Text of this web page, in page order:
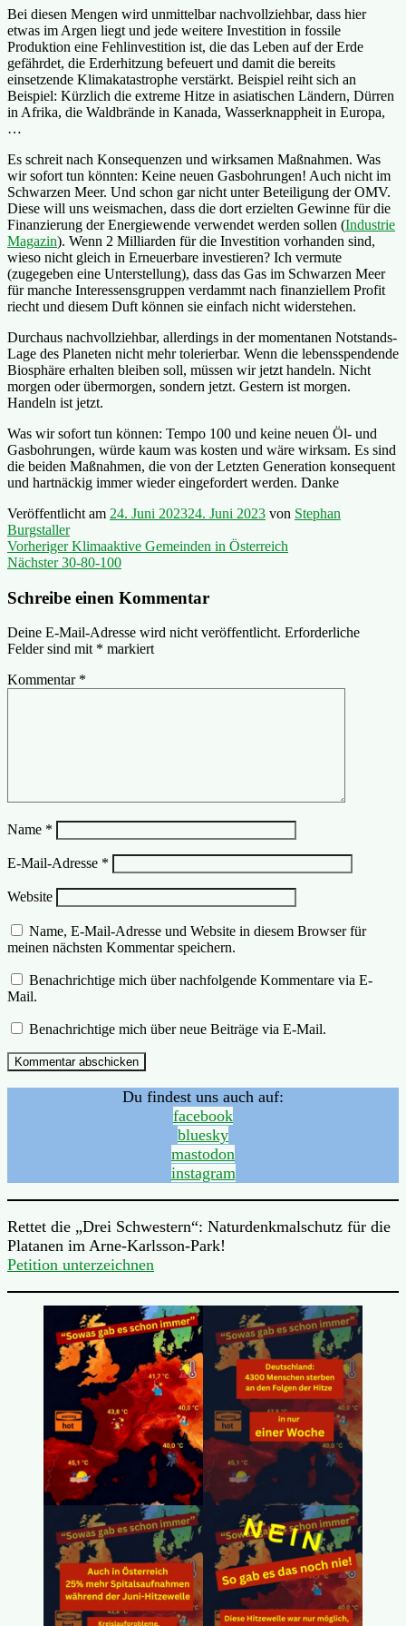
Bei diesen Mengen wird unmittelbar nachvollziehbar, dass hier
etwas im Argen liegt und jede weitere Investition in fossile
Produktion eine Fehlinvestition ist, die das Leben auf der Erde
gefährdet, die Erderhitzung befeuert und damit die bereits
einsetzende Klimakatastrophe verstärkt. Beispiel reiht sich an
Beispiel: Kürzlich die extreme Hitze in asiatischen Ländern, Dürren
in Afrika, die Waldbrände in Kanada, Wasserknappheit in Europa,
…
Es schreit nach Konsequenzen und wirksamen Maßnahmen. Was
wir sofort tun könnten: Keine neuen Gasbohrungen! Auch nicht im
Schwarzen Meer. Und schon gar nicht unter Beteiligung der OMV.
Diese will uns weismachen, dass die dort erzielten Gewinne für die
Finanzierung der Energiewende verwendet werden sollen (Industrie
Magazin). Wenn 2 Milliarden für die Investition vorhanden sind,
wieso nicht gleich in Erneuerbare investieren? Ich vermute
(zugegeben eine Unterstellung), dass das Gas im Schwarzen Meer
für manche Interessensgruppen verdammt nach finanziellem Profit
riecht und diesem Duft können sie einfach nicht widerstehen.
Durchaus nachvollziehbar, allerdings in der momentanen Notstands-
Lage des Planeten nicht mehr tolerierbar. Wenn die lebensspendende
Biosphäre erhalten bleiben soll, müssen wir jetzt handeln. Nicht
morgen oder übermorgen, sondern jetzt. Gestern ist morgen.
Handeln ist jetzt.
Was wir sofort tun können: Tempo 100 und keine neuen Öl- und
Gasbohrungen, würde kaum was kosten und wäre wirksam. Es sind
die beiden Maßnahmen, die von der Letzten Generation konsequent
und hartnäckig immer wieder eingefordert werden. Danke
Veröffentlicht am 24. Juni 202324. Juni 2023 von Stephan
Burgstaller
Beitragsnavigation
Vorheriger Vorheriger
Beitrag:
Klimaaktive Gemeinden in Österreich
Nächster Nächster
30-80-100
Schreibe einen Kommentar
Deine E-Mail-Adresse wird nicht veröffentlicht. Erforderliche
Felder sind mit * markiert
Kommentar *
Name *
E-Mail-Adresse *
Website
Name, E-Mail-Adresse und Website in diesem Browser für
meinen nächsten Kommentar speichern.
Benachrichtige mich über nachfolgende Kommentare via E-
Mail.
Benachrichtige mich über neue Beiträge via E-Mail.
Du findest uns auch auf:
facebook
bluesky
mastodon
instagram
Rettet die „Drei Schwestern“: Naturdenkmalschutz für die
Platanen im Arne-Karlsson-Park!
Petition unterzeichnen